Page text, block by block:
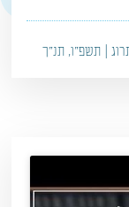
| תשפ"ו, תנ"ך